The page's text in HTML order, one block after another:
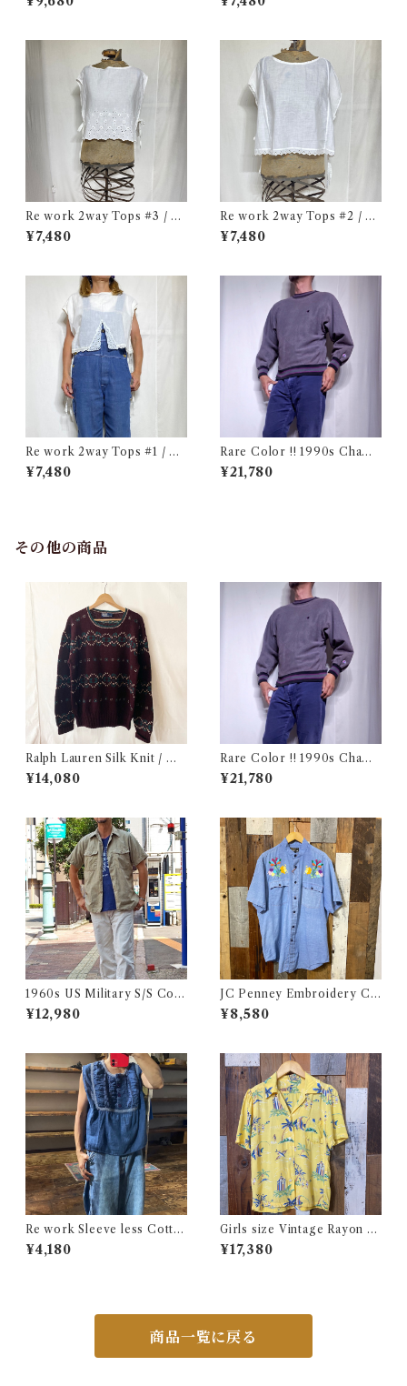
ャツ 古着
Re work 2way Tops #3 / リ
ワーク 2way トップス 古着
¥7,480
Re work 2way Tops #2 / リ
ワーク 2way トップス 古着
¥7,480
Re work 2way Tops #1 / リ
ワーク 2way トップス 古着
¥7,480
Rare Color !! 1990s Champ
ion Reverse Weave Charco
al Gray Size M / チャンピオ
¥21,780
その他の商品
Ralph Lauren Silk Knit / ラ
ルフローレン シルク セーター
古着
¥14,080
Rare Color !! 1990s Champ
ion Reverse Weave Charco
al Gray Size M / チャンピオ
¥21,780
1960s US Military S/S Cott
on Poplin Shirt / 60年代 US
AF USN ARMY コットン ポ
¥12,980
JC Penney Embroidery Ch
ambray Shirt / ジェイシーペ
ニー 刺繍入り シャンブレー シ
¥8,580
Re work Sleeve less Cotto
n Shirt / リワーク スリーブレ
ス コットン シャツ 古着
¥4,180
Girls size Vintage Rayon H
awaiian Shirt / ガールズ サイ
ズ ヴィンテージ レーヨン ハワ
¥17,380
商品一覧に戻る